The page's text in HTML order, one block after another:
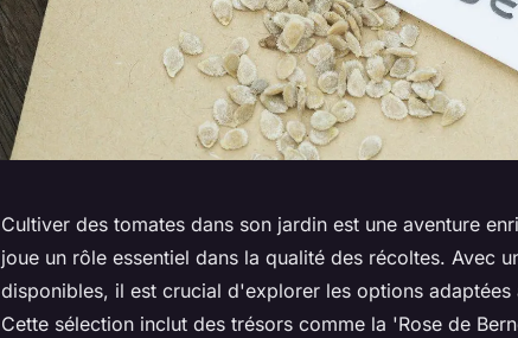
Cultiver des tomates dans son jardin est une aventure
joue un rôle essentiel dans la qualité des récoltes. Avec
disponibles, il est crucial d'explorer les options
Cette sélection inclut des trésors comme la 'Rose de